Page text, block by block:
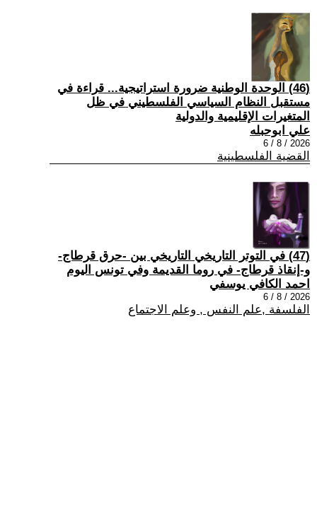
(46) الوحدة الوطنية ضرورة استراتيجية... قراءة في
مستقبل النظام السياسي الفلسطيني في ظل
المتغيرات الإقليمية والدولية
علي ابوحبله
2026 / 8 / 6
القضية الفلسطينية
(47) في التوتر التاريخي التاريخي بين -حرق قرطاج-
و-إنقاذ قرطاج- في روما القديمة وفي تونس اليوم
احمد الكافي يوسفي
2026 / 8 / 6
الفلسفة ,علم النفس , وعلم الاجتماع